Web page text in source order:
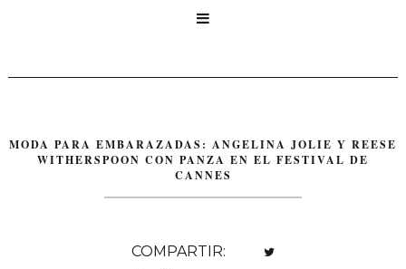

MODA PARA EMBARAZADAS: ANGELINA JOLIE Y REESE
WITHERSPOON CON PANZA EN EL FESTIVAL DE
CANNES
COMPARTIR: